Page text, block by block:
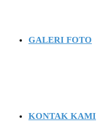
GALERI FOTO
KONTAK KAMI